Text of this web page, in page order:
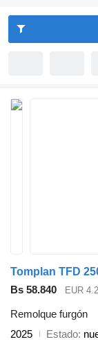
Bs 58.840 EUR
Remolque furgón
2025
Estado